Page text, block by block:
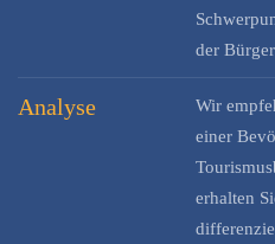
der
Analyse
Wir
einer
erhalten